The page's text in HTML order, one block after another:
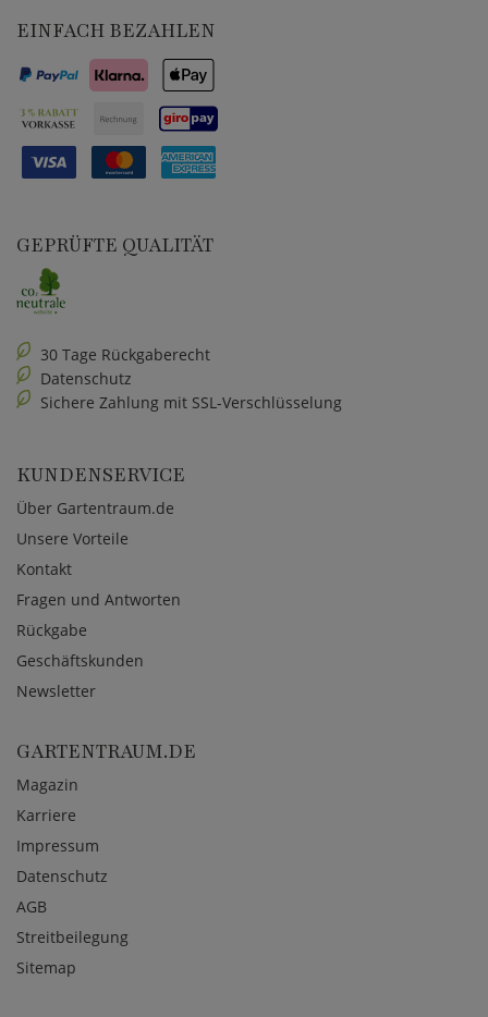
EINFACH BEZAHLEN
GEPRÜFTE QUALITÄT
30 Tage Rückgaberecht
Datenschutz
Sichere Zahlung mit SSL-Verschlüsselung
KUNDENSERVICE
Über Gartentraum.de
Unsere Vorteile
Kontakt
Fragen und Antworten
Rückgabe
Geschäftskunden
Newsletter
GARTENTRAUM.DE
Magazin
Karriere
Impressum
Datenschutz
AGB
Streitbeilegung
Sitemap